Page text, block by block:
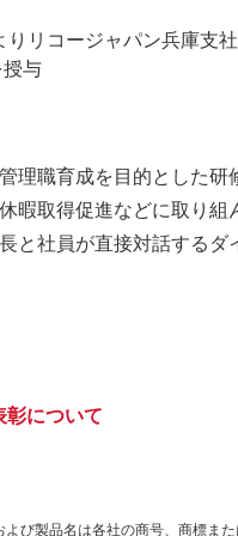
リコージャパン兵庫支
与
理職育成を目的とした
暇取得促進などに取り組
と社員が直接対話する
彰について
び製品名は各社の商号、商標ま